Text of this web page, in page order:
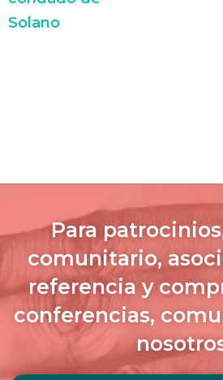
Para
comunitario,
referencia y
conferencias,